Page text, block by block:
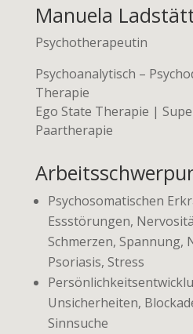
Manuela
Psychotherapeutin
Psychoanalytisch –
Therapie
Ego State Therapie |
Paartherapie
Psychosomatischen
Essstörungen,
Schmerzen, Spannung,
Psoriasis, Stress
Unsicherheiten,
Sinnsuche